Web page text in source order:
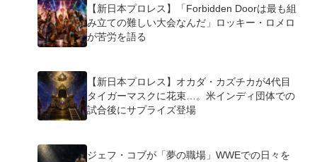
【新日本プロレス】「Forbidden Doorは最も組
み立ての難しい大会なんだ」ロッキー・ロメロ
が苦労を語る
【新日本プロレス】オカダ・カズチカが4代目
タイガーマスクに花束…。米インディ団体での
試合後にサプライズ登場
ジェフ・コブが「夢の職場」WWEでの日々を